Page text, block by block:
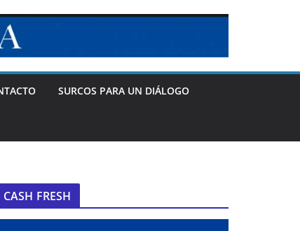
SURCOS PARA UN DIÁLOGO
CASH FRESH